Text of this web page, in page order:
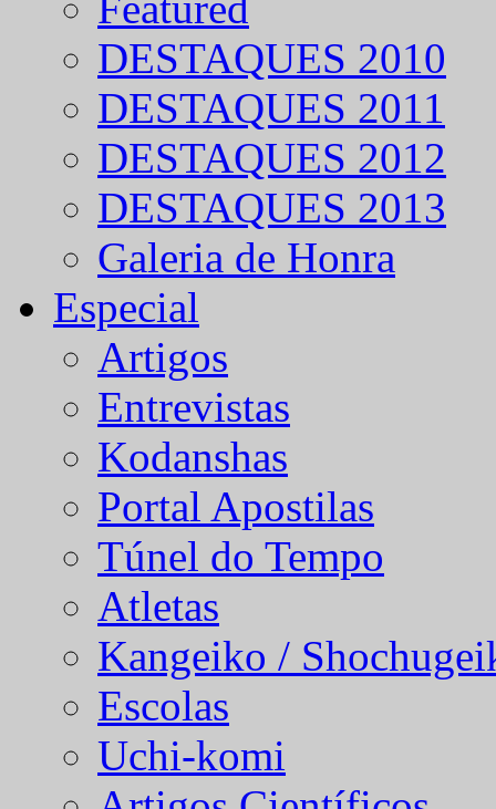
DESTAQUES 2010
DESTAQUES 2011
DESTAQUES 2012
DESTAQUES 2013
Galeria de Honra
Especial
Artigos
Entrevistas
Kodanshas
Portal Apostilas
Túnel do Tempo
Atletas
Kangeiko /
Escolas
Uchi-komi